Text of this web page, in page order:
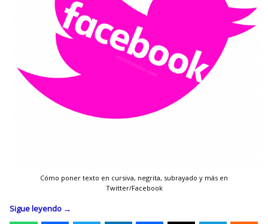
Cómo poner texto en cursiva, negrita, subrayado y más en
Twitter/Facebook
Sigue leyendo →